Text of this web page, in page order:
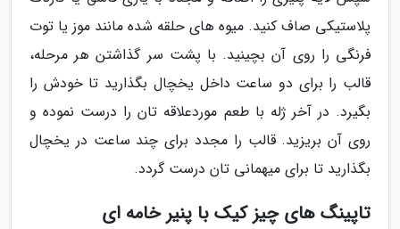
پلاستیکی صاف کنید. میوه های حلقه شده مانند موز یا توت
فرنگی را روی آن بچینید. با پشت سر گذاشتن هر مرحله،
قالب را برای دو ساعت داخل یخچال بگذارید تا خودش را
بگیرد. در آخر ژله با طعم موردعلاقه تان را درست نموده و
روی آن بریزید. قالب را مجدد برای چند ساعت در یخچال
بگذارید تا برای میهمانی تان درست گردد.
تاپینگ های چیز کیک با پنیر خامه ای